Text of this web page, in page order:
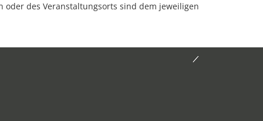
des Veranstaltungsorts sind dem jeweiligen